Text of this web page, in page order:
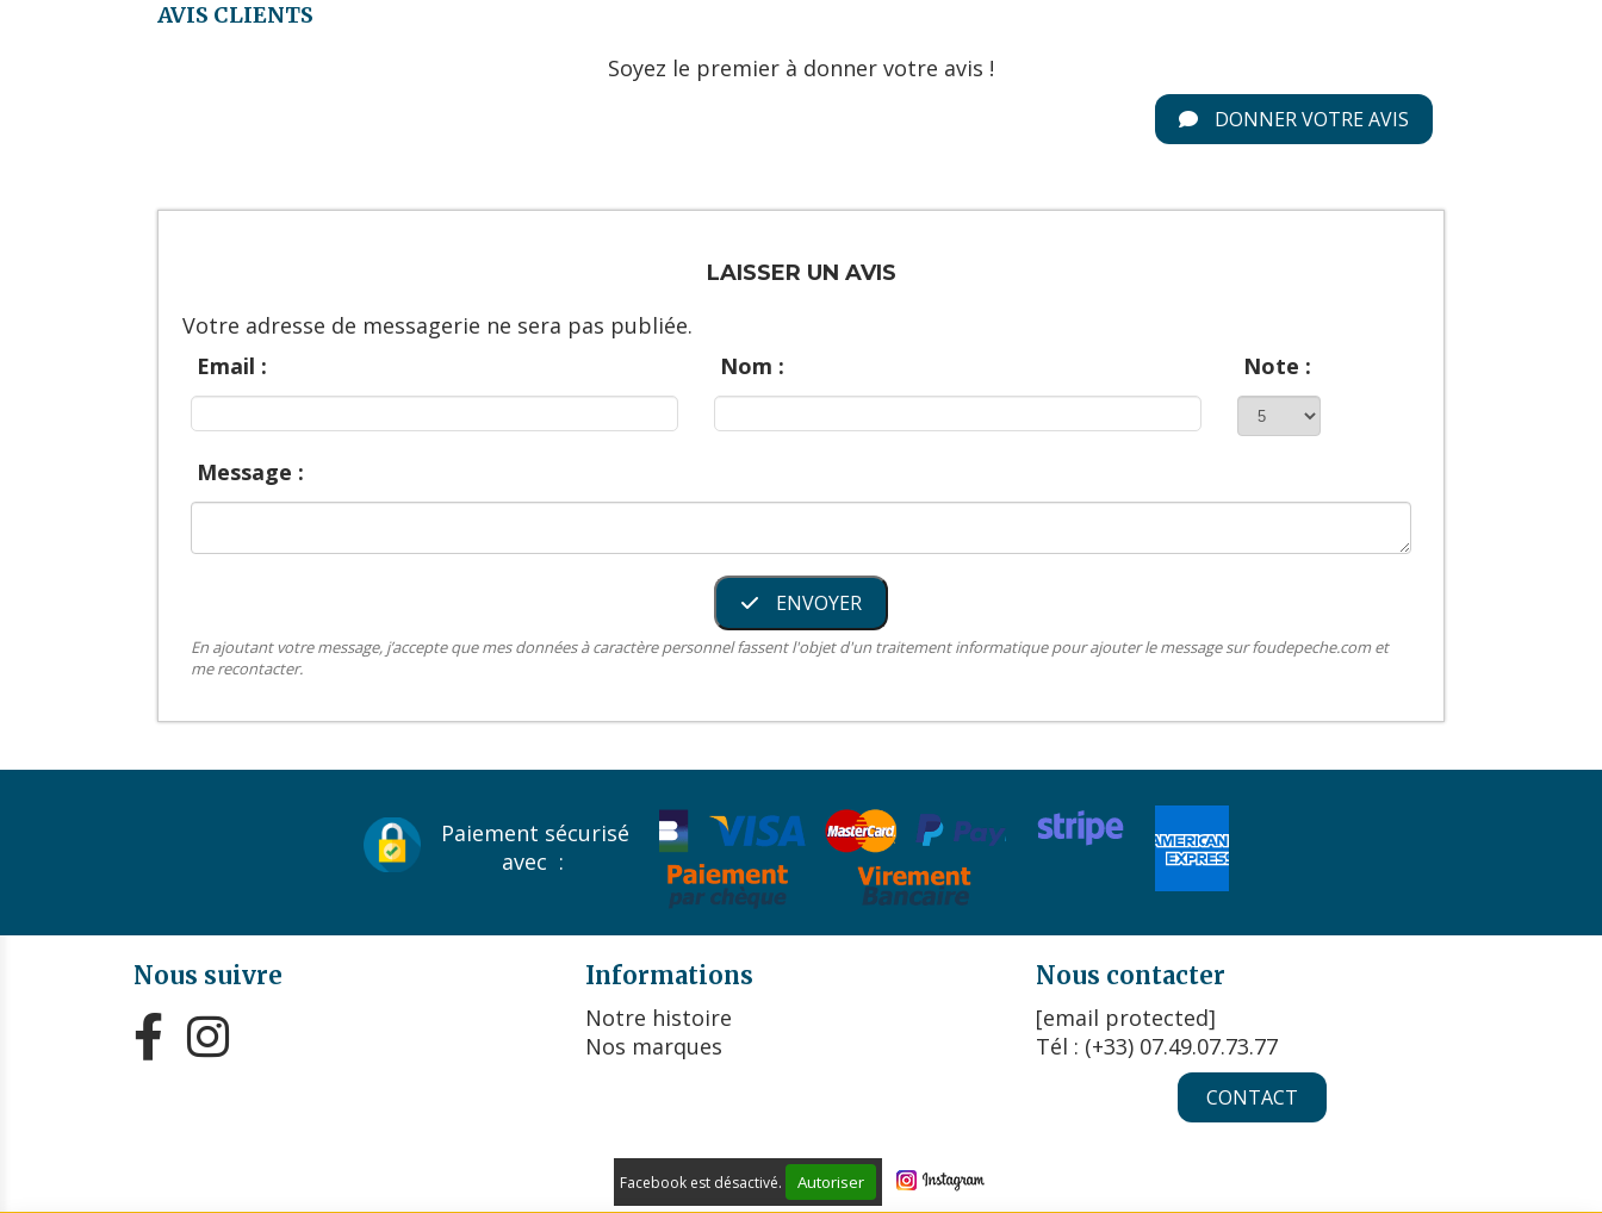
AVIS CLIENTS
Soyez le premier à donner votre avis !
DONNER VOTRE AVIS
LAISSER UN AVIS
Votre adresse de messagerie ne sera pas publiée.
Email :
Nom : Note :
Message :
ENVOYER
En ajoutant votre message, j’accepte que mes données à caractère personnel fassent l'objet d'un traitement informatique pour ajouter le message sur foudepeche.com et
me recontacter.
Paiement sécurisé
avec :
Nous suivre
 
Informations
Notre histoire
Nos marques
Nous contacter
[email protected]
Tél : (+33) 07.49.07.73.77
CONTACT
Facebook est désactivé. Autoriser